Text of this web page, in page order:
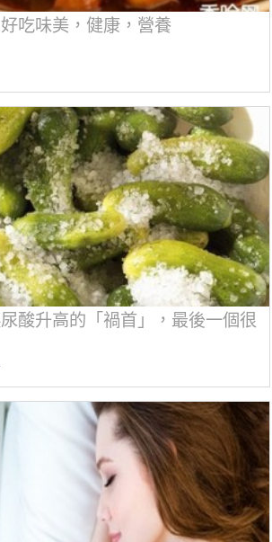
吃味美，健康，營養
酸升高的「禍首」，最後一個很